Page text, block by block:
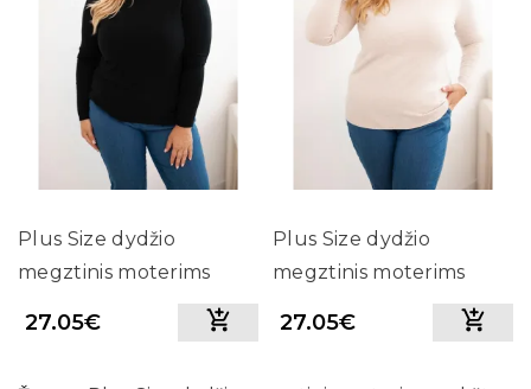
Plus Size dydžio
megztinis moterims
aukštu kaklu (Juoda)
27.05€
Plus Size dydžio
megztinis moterims
aukštu kaklu (Smėlio
27.05€